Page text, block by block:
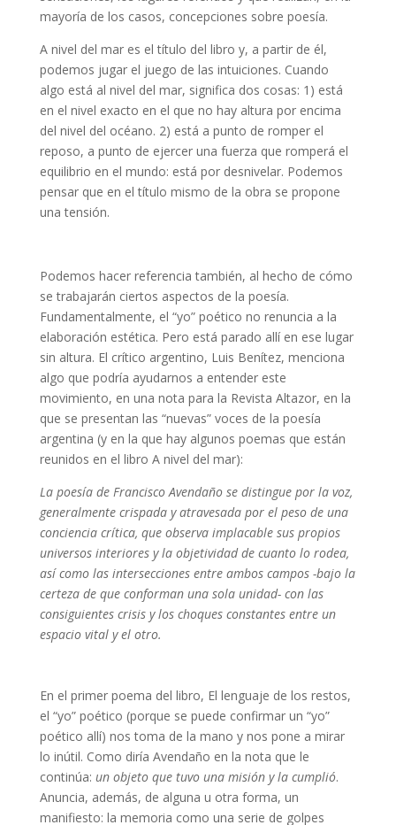
mayoría de los casos, concepciones sobre poesía.
A nivel del mar es el título del libro y, a partir de él,
podemos jugar el juego de las intuiciones. Cuando
algo está al nivel del mar, significa dos cosas: 1) está
en el nivel exacto en el que no hay altura por encima
del nivel del océano. 2) está a punto de romper el
reposo, a punto de ejercer una fuerza que romperá el
equilibrio en el mundo: está por desnivelar. Podemos
pensar que en el título mismo de la obra se propone
una tensión.
Podemos hacer referencia también, al hecho de cómo
se trabajarán ciertos aspectos de la poesía.
Fundamentalmente, el “yo” poético no renuncia a la
elaboración estética. Pero está parado allí en ese lugar
sin altura. El crítico argentino, Luis Benítez, menciona
algo que podría ayudarnos a entender este
movimiento, en una nota para la Revista Altazor, en la
que se presentan las “nuevas” voces de la poesía
argentina (y en la que hay algunos poemas que están
reunidos en el libro A nivel del mar):
La poesía de Francisco Avendaño se distingue por la voz,
generalmente crispada y atravesada por el peso de una
conciencia crítica, que observa implacable sus propios
universos interiores y la objetividad de cuanto lo rodea,
así como las intersecciones entre ambos campos -bajo la
certeza de que conforman una sola unidad- con las
consiguientes crisis y los choques constantes entre un
espacio vital y el otro.
En el primer poema del libro, El lenguaje de los restos,
el “yo” poético (porque se puede confirmar un “yo”
poético allí) nos toma de la mano y nos pone a mirar
lo inútil. Como diría Avendaño en la nota que le
continúa: un objeto que tuvo una misión y la cumplió.
Anuncia, además, de alguna u otra forma, un
manifiesto: la memoria como una serie de golpes